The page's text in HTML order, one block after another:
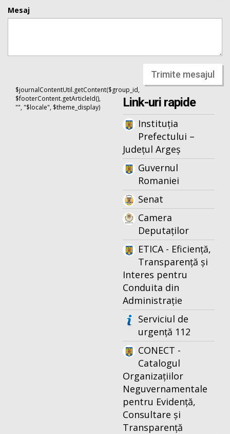
Mesaj
Trimite mesajul
$journalContentUtil.getContent($group_id,
$footerContent.getArticleId(),
"", "$locale", $theme_display)
Link-uri rapide
Instituția
Prefectului –
Județul Argeș
Guvernul
Romaniei
Senat
Camera
Deputaților
ETICA - Eficiență,
Transparență și
Interes pentru
Conduita din
Administrație
Serviciul de
urgență 112
CONECT -
Catalogul
Organizațiilor
Neguvernamentale
pentru Evidență,
Consultare și
Transparență